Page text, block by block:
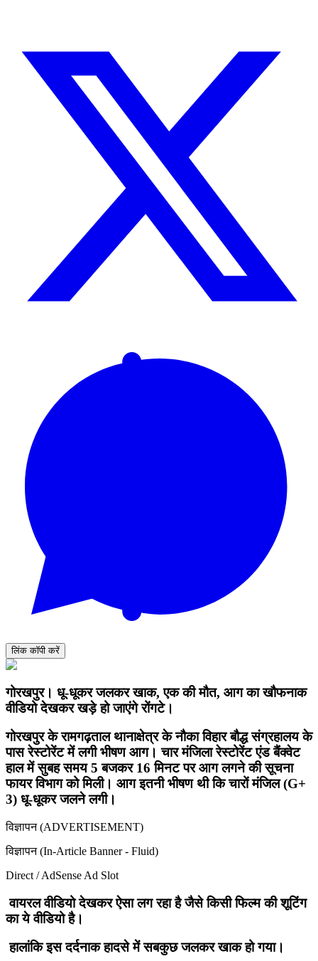
लिंक कॉपी करें
गोरखपुर। धू-धूकर जलकर खाक, एक की मौत, आग का खौफनाक
वीडियो देखकर खड़े हो जाएंगे रोंगटे।
गोरखपुर के रामगढ़ताल थानाक्षेत्र के नौका विहार बौद्ध संग्रहालय के
पास रेस्टोरेंट में लगी भीषण आग। चार मंजिला रेस्टोरेंट एंड बैंक्वेट
हाल में सुबह समय 5 बजकर 16 मिनट पर आग लगने की सूचना
फायर विभाग को मिली। आग इतनी भीषण थी कि चारों मंजिल (G+
3) धू-धूकर जलने लगी।
विज्ञापन (ADVERTISEMENT)
विज्ञापन (In-Article Banner - Fluid)
Direct / AdSense Ad Slot
वायरल वीडियो देखकर ऐसा लग रहा है जैसे किसी फिल्म की शूटिंग
का ये वीडियो है।
हालांकि इस दर्दनाक हादसे में सबकुछ जलकर खाक हो गया।